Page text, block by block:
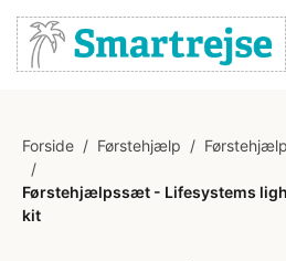
Forside / Førstehjælp /
/
Førstehjælpssæt - Lifesystems
kit